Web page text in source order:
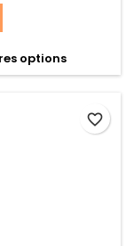
options
favorite_border